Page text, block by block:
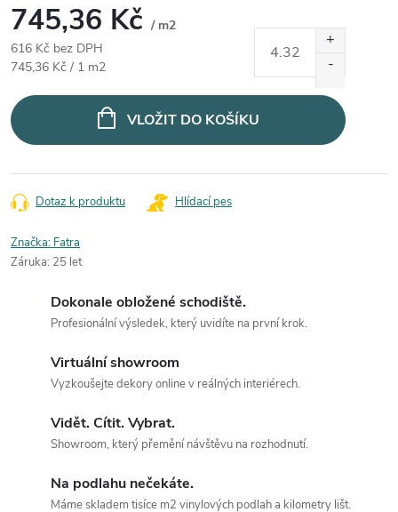
745,36 Kč / m2
616 Kč bez DPH
Měrná cena:
745,36 Kč / 1 m2
VLOŽIT DO KOŠÍKU
Dotaz k produktu Hlídací pes
Značka: Fatra
Záruka: 25 let
Dokonale obložené schodiště.
Profesionální výsledek, který uvidíte na první krok.
Virtuální showroom
Vyzkoušejte dekory online v reálných interiérech.
Vidět. Cítit. Vybrat.
Showroom, který přemění návštěvu na rozhodnutí.
Na podlahu nečekáte.
Máme skladem tisíce m2 vinylových podlah a kilometry lišt.